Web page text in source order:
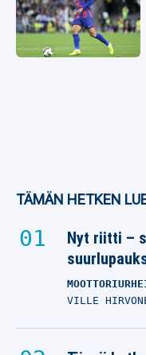
TÄMÄN HETKEN
Nyt riitti –
VILLE